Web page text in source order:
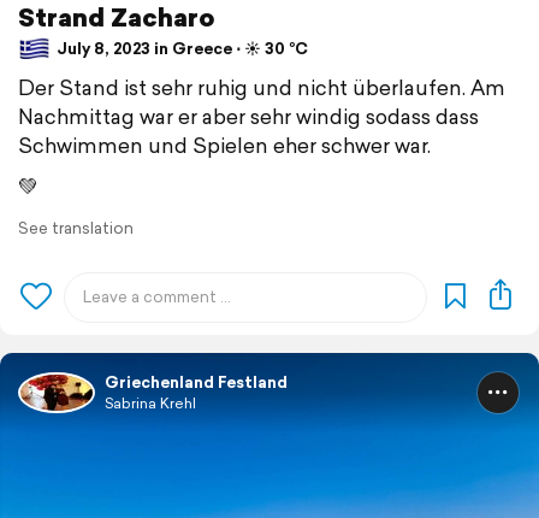
Strand Zacharo
July 8, 2023 in Greece ⋅ ☀️ 30 °C
Der Stand ist sehr ruhig und nicht überlaufen. Am
Nachmittag war er aber sehr windig sodass dass
Schwimmen und Spielen eher schwer war.
💚
See translation
Griechenland Festland
Sabrina Krehl